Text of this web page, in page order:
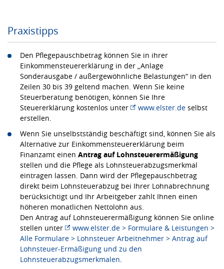
Praxistipps
Den Pflegepauschbetrag können Sie in ihrer
Einkommensteuererklärung in der „Anlage
Sonderausgabe / außergewöhnliche Belastungen“ in den
Zeilen 30 bis 39 geltend machen. Wenn Sie keine
Steuerberatung benötigen, können Sie Ihre
Steuererklärung kostenlos unter
www.elster.de selbst
erstellen.
Wenn Sie unselbstständig beschäftigt sind, können Sie als
Alternative zur Einkommensteuererklärung beim
Finanzamt einen Antrag auf Lohnsteuerermäßigung
stellen und die Pflege als Lohnsteuerabzugsmerkmal
eintragen lassen. Dann wird der Pflegepauschbetrag
direkt beim Lohnsteuerabzug bei Ihrer Lohnabrechnung
berücksichtigt und Ihr Arbeitgeber zahlt Ihnen einen
höheren monatlichen Nettolohn aus.
Den Antrag auf Lohnsteuerermäßigung können Sie online
stellen unter
www.elster.de > Formulare & Leistungen >
Alle Formulare > Lohnsteuer Arbeitnehmer > Antrag auf
Lohnsteuer-Ermäßigung und zu den
Lohnsteuerabzugsmerkmalen